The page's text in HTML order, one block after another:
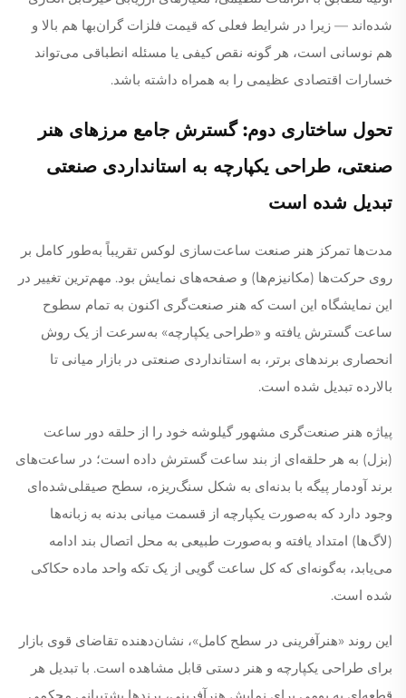
شده‌اند — زیرا در شرایط فعلی که قیمت فلزات گران‌بها هم بالا و
هم نوسانی است، هر گونه نقص کیفی یا مسئله انطباقی می‌تواند
خسارات اقتصادی عظیمی را به همراه داشته باشد.
تحول ساختاری دوم: گسترش جامع مرزهای هنر
صنعتی، طراحی یکپارچه به استانداردی صنعتی
تبدیل شده است
مدت‌ها تمرکز هنر صنعت ساعت‌سازی لوکس تقریباً به‌طور کامل بر
روی حرکت‌ها (مکانیزم‌ها) و صفحه‌های نمایش بود. مهم‌ترین تغییر در
این نمایشگاه این است که هنر صنعت‌گری اکنون به تمام سطوح
ساعت گسترش یافته و «طراحی یکپارچه» به‌سرعت از یک روش
انحصاری برندهای برتر، به استانداردی صنعتی در بازار میانی تا
بالارده تبدیل شده است.
پیاژه هنر صنعت‌گری مشهور گیلوشه خود را از حلقه دور ساعت
(بزل) به هر حلقه‌ای از بند ساعت گسترش داده است؛ در ساعت‌های
برند آودمار پیگه با بدنه‌ای به شکل سنگ‌ریزه، سطح صیقلی‌شده‌ای
وجود دارد که به‌صورت یکپارچه از قسمت میانی بدنه به زبانه‌ها
(لاگ‌ها) امتداد یافته و به‌صورت طبیعی به محل اتصال بند ادامه
می‌یابد، به‌گونه‌ای که کل ساعت گویی از یک تکه واحد ماده حکاکی
شده است.
این روند «هنرآفرینی در سطح کامل»، نشان‌دهنده تقاضای قوی بازار
برای طراحی یکپارچه و هنر دستی قابل مشاهده است. با تبدیل هر